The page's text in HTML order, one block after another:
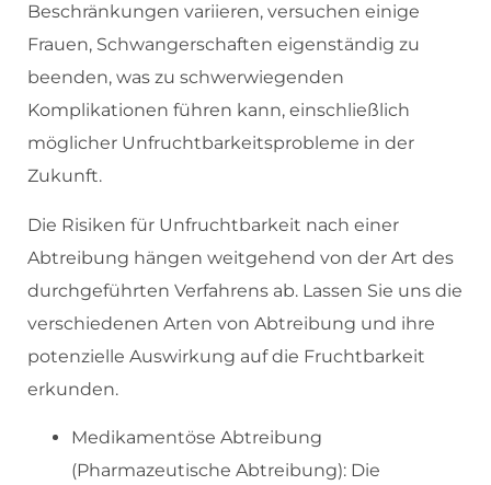
Beschränkungen variieren, versuchen einige
Frauen, Schwangerschaften eigenständig zu
beenden, was zu schwerwiegenden
Komplikationen führen kann, einschließlich
möglicher Unfruchtbarkeitsprobleme in der
Zukunft.
Die Risiken für Unfruchtbarkeit nach einer
Abtreibung hängen weitgehend von der Art des
durchgeführten Verfahrens ab. Lassen Sie uns die
verschiedenen Arten von Abtreibung und ihre
potenzielle Auswirkung auf die Fruchtbarkeit
erkunden.
Medikamentöse Abtreibung
(Pharmazeutische Abtreibung): Die